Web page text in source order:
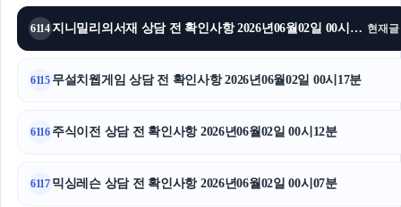
6114 지니밀리의서재 상담 전 확인사항 2026년06월02일 00시22분 현재글
6115 무설치웹게임 상담 전 확인사항 2026년06월02일 00시17분
6116 주식이전 상담 전 확인사항 2026년06월02일 00시12분
6117 믹싱레슨 상담 전 확인사항 2026년06월02일 00시07분